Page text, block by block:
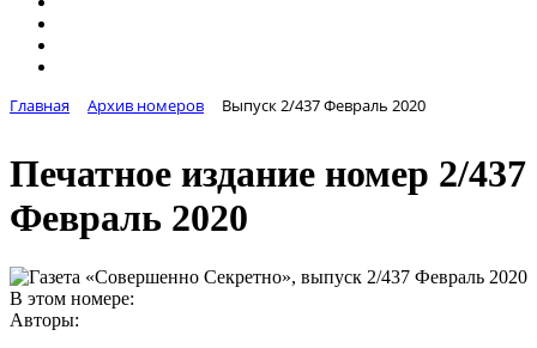
Главная Архив номеров Выпуск 2/437 Февраль 2020
Печатное издание номер 2/437
Февраль 2020
В этом номере:
Авторы: